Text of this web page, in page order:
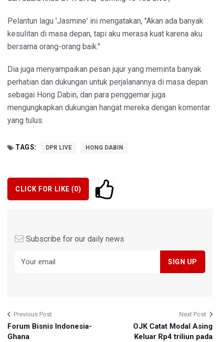
Pelantun lagu 'Jasmine' ini mengatakan, "Akan ada banyak
kesulitan di masa depan, tapi aku merasa kuat karena aku
bersama orang-orang baik."
Dia juga menyampaikan pesan jujur yang meminta banyak
perhatian dan dukungan untuk perjalanannya di masa depan
sebagai Hong Dabin, dan para penggemar juga
mengungkapkan dukungan hangat mereka dengan komentar
yang tulus.
TAGS: DPR LIVE HONG DABIN
CLICK FOR LIKE (0)
Subscribe for our daily news
Previous Post
Forum Bisnis Indonesia-
Ghana
Next Post
OJK Catat Modal Asing
Keluar Rp4 triliun pada